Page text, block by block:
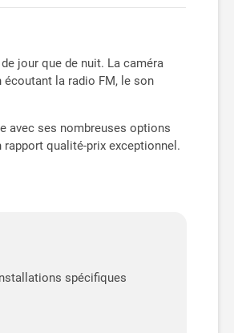
jour que de nuit. La caméra
la radio FM, le son
avec ses nombreuses options
qualité-prix exceptionnel.
spécifiques